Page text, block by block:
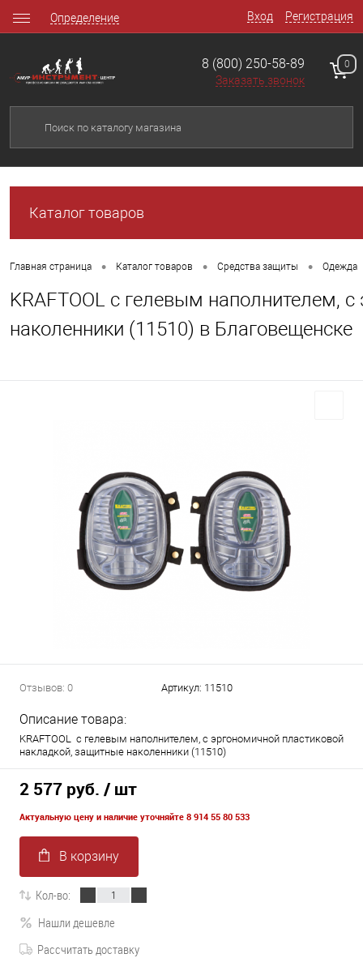
Вход Регистрация
Определение
8 (800) 250-58-89
Заказать звонок
0
Каталог товаров
Главная страница • Каталог товаров • Средства защиты • Одежда
KRAFTOOL с гелевым наполнителем,
наколенники (11510) в Благовещенске
Отзывов: 0 Артикул: 11510
Описание товара:
KRAFTOOL с гелевым наполнителем, с эргономичной пластиковой
накладкой, защитные наколенники (11510)
2 577 руб. / шт
Актуальную цену и наличие уточняйте 8 914 55 80 533
В корзину
Кол-во:
Нашли дешевле
Рассчитать доставку